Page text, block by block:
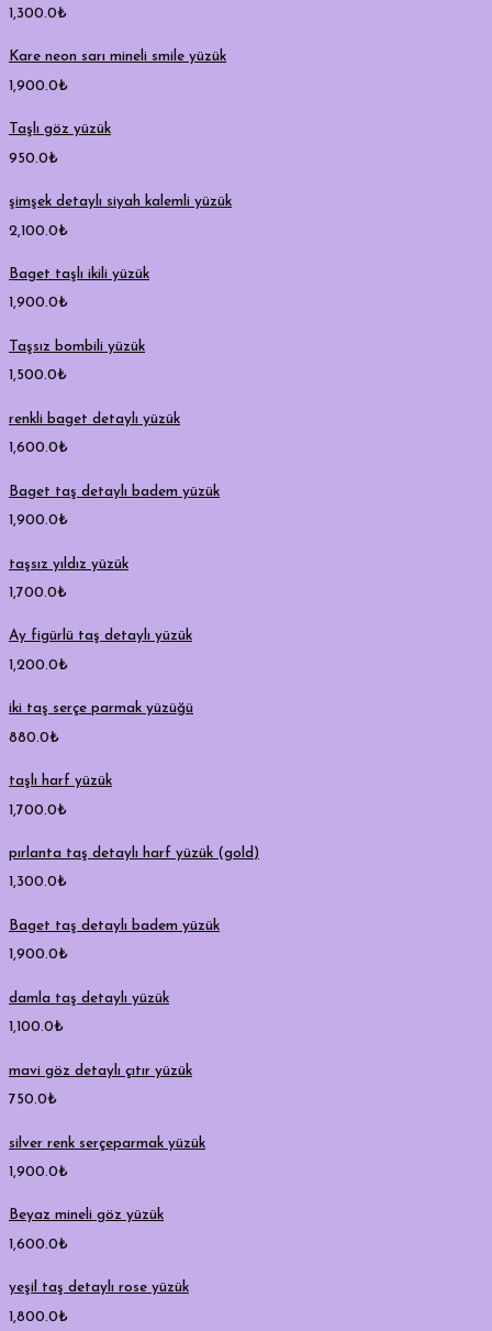
1,300.0₺
Kare neon sarı mineli smile yüzük
1,900.0₺
Taşlı göz yüzük
950.0₺
şimşek detaylı siyah kalemli yüzük
2,100.0₺
Baget taşlı ikili yüzük
1,900.0₺
Taşsız bombili yüzük
1,500.0₺
renkli baget detaylı yüzük
1,600.0₺
Baget taş detaylı badem yüzük
1,900.0₺
taşsız yıldız yüzük
1,700.0₺
Ay figürlü taş detaylı yüzük
1,200.0₺
iki taş serçe parmak yüzüğü
880.0₺
taşlı harf yüzük
1,700.0₺
pırlanta taş detaylı harf yüzük (gold)
1,300.0₺
Baget taş detaylı badem yüzük
1,900.0₺
damla taş detaylı yüzük
1,100.0₺
mavi göz detaylı çıtır yüzük
750.0₺
silver renk serçeparmak yüzük
1,900.0₺
Beyaz mineli göz yüzük
1,600.0₺
yeşil taş detaylı rose yüzük
1,800.0₺